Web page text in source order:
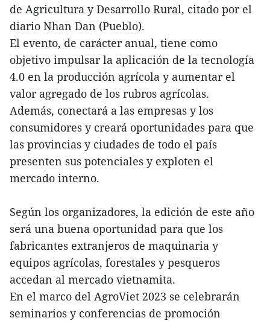
de Agricultura y Desarrollo Rural, citado por el
diario Nhan Dan (Pueblo).
El evento, de carácter anual, tiene como
objetivo impulsar la aplicación de la tecnología
4.0 en la producción agrícola y aumentar el
valor agregado de los rubros agrícolas.
Además, conectará a las empresas y los
consumidores y creará oportunidades para que
las provincias y ciudades de todo el país
presenten sus potenciales y exploten el
mercado interno.
Según los organizadores, la edición de este año
será una buena oportunidad para que los
fabricantes extranjeros de maquinaria y
equipos agrícolas, forestales y pesqueros
accedan al mercado vietnamita.
En el marco del AgroViet 2023 se celebrarán
seminarios y conferencias de promoción